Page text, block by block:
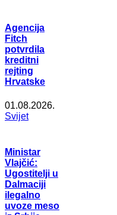
Agencija
Fitch
potvrdila
kreditni
rejting
Hrvatske
01.08.2026.
Svijet
Ministar
Vlajčić:
Ugostitelji u
Dalmaciji
ilegalno
uvoze meso